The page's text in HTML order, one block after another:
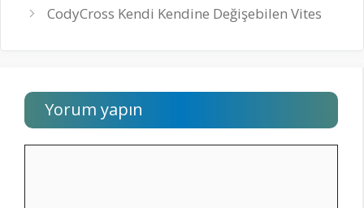
CodyCross Kendi Kendine Değişebilen Vites
Yorum yapın